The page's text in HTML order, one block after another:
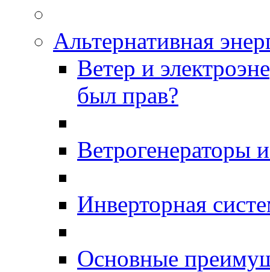
Альтернативная
Ветер и
был прав?
Ветрогенераторы
Инверторная
Основные